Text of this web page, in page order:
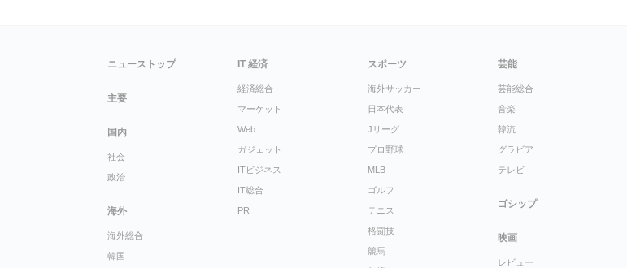
ニューストップ
主要
国内
社会
政治
海外
海外総合
韓国
IT 経済
経済総合
マーケット
Web
ガジェット
ITビジネス
IT総合
PR
スポーツ
海外サッカー
日本代表
Jリーグ
プロ野球
MLB
ゴルフ
テニス
格闘技
競馬
芸能
芸能総合
音楽
韓流
グラビア
テレビ
ゴシップ
映画
レビュー